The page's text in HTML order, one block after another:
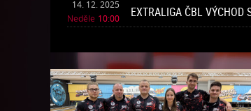
14. 12. 2025
Neděle 10:00 EXTRALIGA ČBL VÝCHOD